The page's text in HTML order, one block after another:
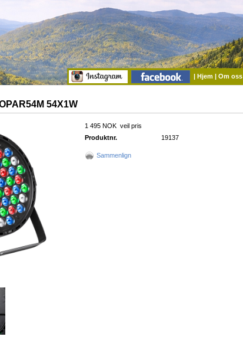
| Hjem | Om oss
54X1W
1 495 NOK veil pris
Produktnr.
19137
Sammenlign